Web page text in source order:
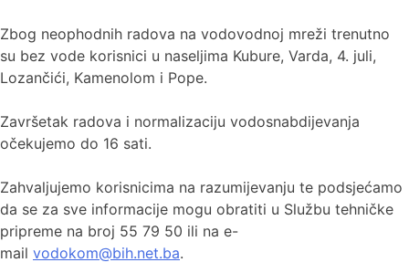
Zbog neophodnih radova na vodovodnoj mreži trenutno
su bez vode korisnici u naseljima Kubure, Varda, 4. juli,
Lozančići, Kamenolom i Pope.
Završetak radova i normalizaciju vodosnabdijevanja
očekujemo do 16 sati.
Zahvaljujemo korisnicima na razumijevanju te podsjećamo
da se za sve informacije mogu obratiti u Službu tehničke
pripreme na broj 55 79 50 ili na e-
mail vodokom@bih.net.ba.